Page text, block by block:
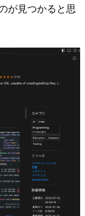
が見つかると思